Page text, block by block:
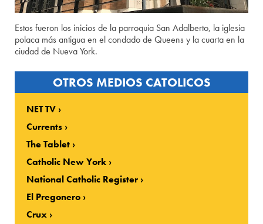
Estos fueron los inicios de la parroquia San Adalberto, la iglesia
polaca más antigua en el condado de Queens y la cuarta en la
ciudad de Nueva York.
OTROS MEDIOS CATOLICOS
NET TV
Currents
The Tablet
Catholic New York
National Catholic Register
El Pregonero
Crux